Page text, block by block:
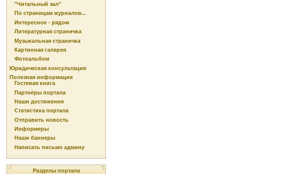
"Читальный зал"
По страницам журналов...
Интересное - рядом
Литературная страничка
Музыкальная страничка
Картинная галерея
Фотоальбом
Юридическая консультация
Полезная информация
Гостевая книга
Партнёры портала
Наши достижения
Статистика портала
Отправить новость
Информеры
Наши баннеры
Написать письмо админу
Разделы портала